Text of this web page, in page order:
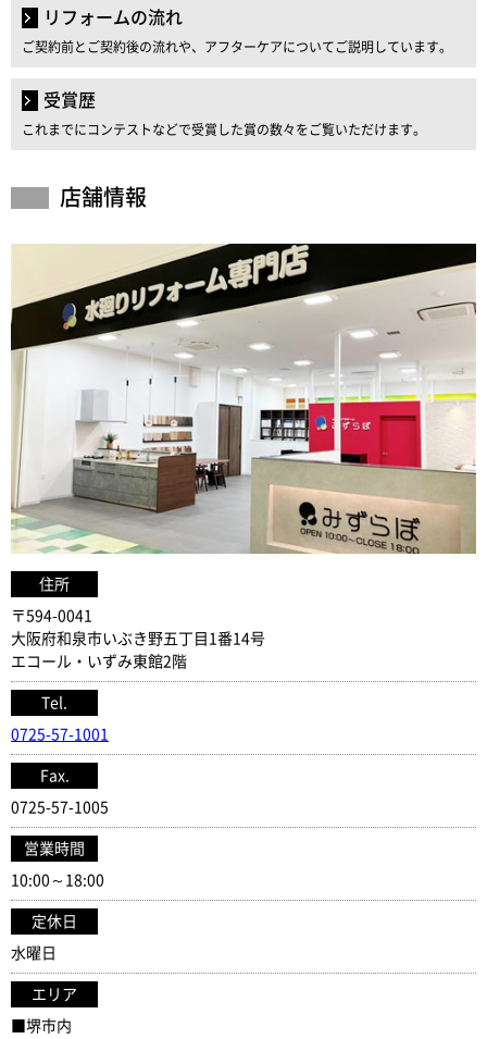
リフォームの流れ
ご契約前とご契約後の流れや、アフターケアについてご説明しています。
受賞歴
これまでにコンテストなどで受賞した賞の数々をご覧いただけます。
店舗情報
住所
〒594-0041
大阪府和泉市いぶき野五丁目1番14号
エコール・いずみ東館2階
Tel.
0725-57-1001
Fax.
0725-57-1005
営業時間
10:00～18:00
定休日
水曜日
エリア
■堺市内